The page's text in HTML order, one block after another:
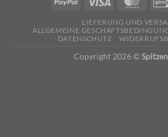
LIEFERUNG UND
ALLGEMEINE
DATENSCHUTZ
Copyright 2026 ©